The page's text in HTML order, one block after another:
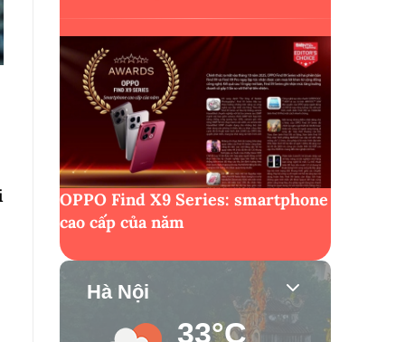
OPPO Find X9 Series: smartphone
cao cấp của năm
Hà Nội
33°C